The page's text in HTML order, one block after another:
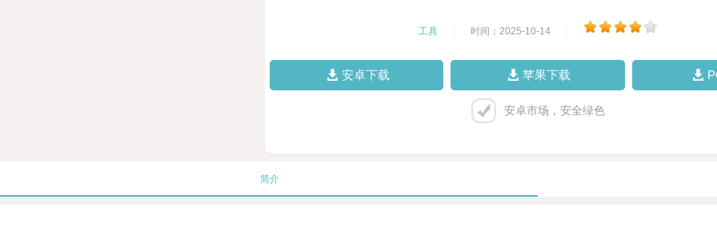
工具 时间：2025-10-14
安卓下载 苹果下载
安卓市场，安全绿色
简介